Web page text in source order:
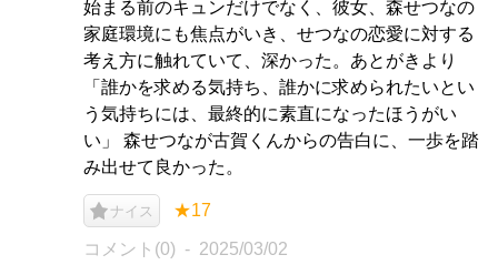
始まる前のキュンだけでなく、彼女、森せつなの
家庭環境にも焦点がいき、せつなの恋愛に対する
考え方に触れていて、深かった。あとがきより
「誰かを求める気持ち、誰かに求められたいとい
う気持ちには、最終的に素直になったほうがい
い」 森せつなが古賀くんからの告白に、一歩を踏
み出せて良かった。
ナイス ★17
コメント(0) 2025/03/02